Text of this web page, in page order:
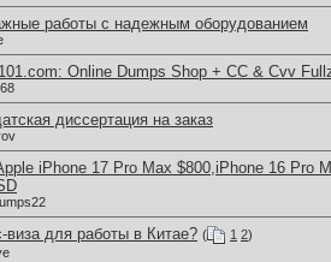
работы с надежным оборудованием
Online Dumps Shop + CC & Cvv
диссертация на заказ
iPhone 17 Pro Max $800,iPhone 16 Pro
виза для работы в Китае? ( 1 2)